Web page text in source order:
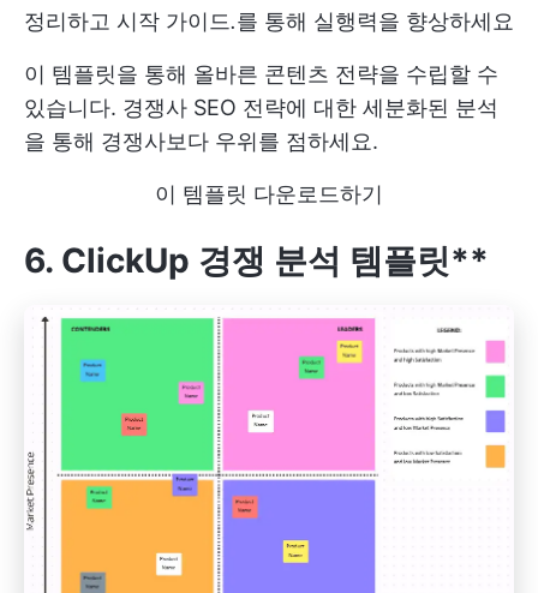
정리하고 시작 가이드.를 통해 실행력을 향상하세요
이 템플릿을 통해 올바른 콘텐츠 전략을 수립할 수
있습니다. 경쟁사 SEO 전략에 대한 세분화된 분석
을 통해 경쟁사보다 우위를 점하세요.
이 템플릿 다운로드하기
6. ClickUp 경쟁 분석 템플릿**